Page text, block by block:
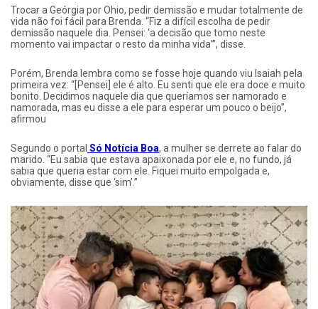
Trocar a Geórgia por Ohio, pedir demissão e mudar totalmente de
vida não foi fácil para Brenda. “Fiz a difícil escolha de pedir
demissão naquele dia. Pensei: ‘a decisão que tomo neste
momento vai impactar o resto da minha vida’”, disse.
Porém, Brenda lembra como se fosse hoje quando viu Isaiah pela
primeira vez: “[Pensei] ele é alto. Eu senti que ele era doce e muito
bonito. Decidimos naquele dia que queríamos ser namorado e
namorada, mas eu disse a ele para esperar um pouco o beijo”,
afirmou
Segundo o portal Só Notícia Boa, a mulher se derrete ao falar do
marido. “Eu sabia que estava apaixonada por ele e, no fundo, já
sabia que queria estar com ele. Fiquei muito empolgada e,
obviamente, disse que ‘sim’.”